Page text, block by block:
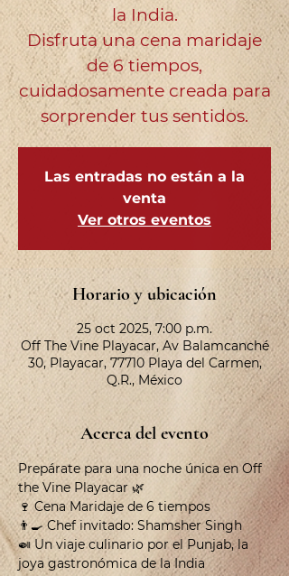
la India.
Disfruta una cena maridaje
de 6 tiempos,
cuidadosamente creada para
sorprender tus sentidos.
Las entradas no están a la
venta
Ver otros eventos
Horario y ubicación
25 oct 2025, 7:00 p.m.
Off The Vine Playacar, Av Balamcanché
30, Playacar, 77710 Playa del Carmen,
Q.R., México
Acerca del evento
Prepárate para una noche única en Off
the Vine Playacar 🌿
🍷 Cena Maridaje de 6 tiempos
👨‍🍳 Chef invitado: Shamsher Singh
🍛 Un viaje culinario por el Punjab, la
joya gastronómica de la India